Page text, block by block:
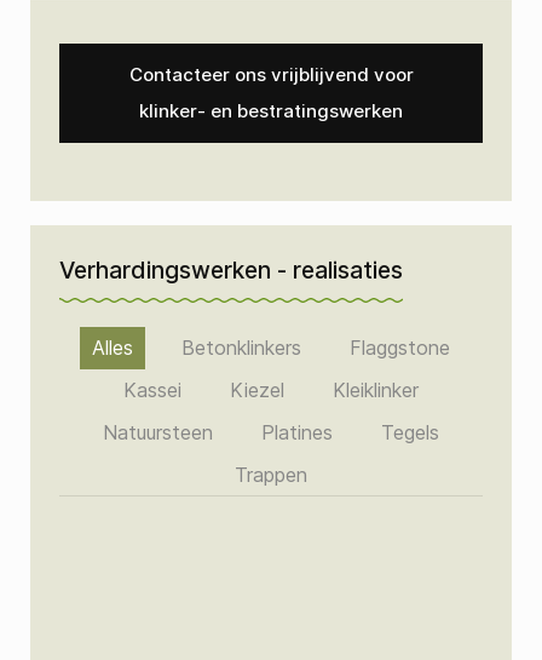
Contacteer ons vrijblijvend voor
klinker- en bestratingswerken
Verhardingswerken - realisaties
Alles Betonklinkers
Flaggstone
Kassei
Kiezel
Kleiklinker
Natuursteen
Platines
Tegels
Trappen